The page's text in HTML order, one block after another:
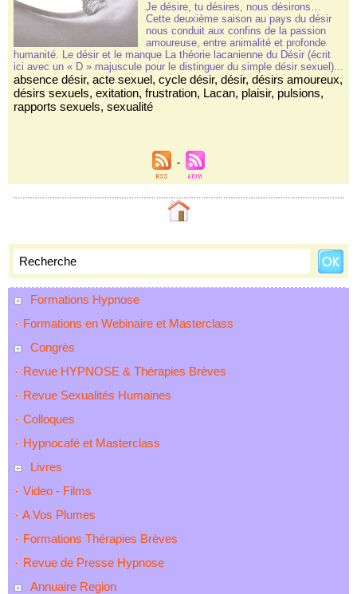
Formations Hypnose
Formations en Webinaire et Masterclass
Congrès
Revue HYPNOSE & Thérapies Brèves
Revue Sexualités Humaines
Colloques
Hypnocafé et Masterclass
Livres
Video - Films
A Vos Plumes
Formations Thérapies Brèves
Revue de Presse Hypnose
Annuaire Region
Je désire, tu désires, nous désirons…
Cette deuxième saison au pays du désir
nous conduit aux confins de la passion
amoureuse, entre animalité et profonde
humanité. Le désir et le manque La théorie lacanienne du Désir (écrit
ici avec un « D » majuscule pour le distinguer du simple désir sexuel)...
absence désir, acte sexuel, cycle désir, désir, désirs amoureux,
désirs sexuels, exitation, frustration, Lacan, plaisir, pulsions,
rapports sexuels, sexualité